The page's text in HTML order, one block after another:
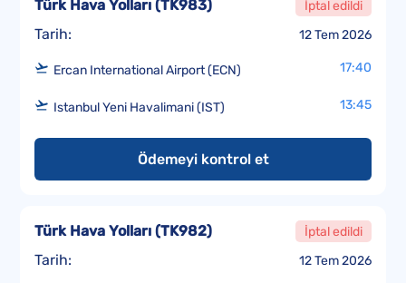
Tarih: 12 Tem 2026
Türk Hava Yolları (TK983) İptal edildi
Ercan International Airport (ECN) 17:40
Istanbul Yeni Havalimani (IST) 13:45
Ödemeyi kontrol et
Tarih: 12 Tem 2026
Türk Hava Yolları (TK982) İptal edildi